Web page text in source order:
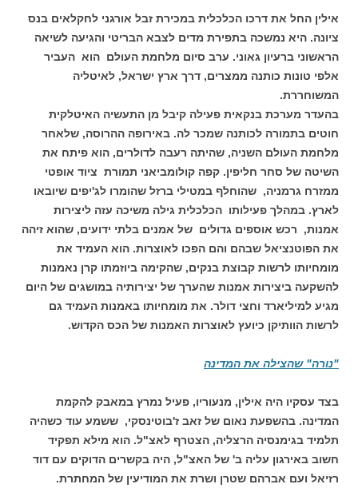
אילין החל את דרכו הכלכלית במכירת זבל אורגני לחקלאים בנס
ציונה. היא נמשכה בתפירת מדים לצבא הבריטי והגיעה לשיאה
הראשוני ברעיון גאוני. ערב סיום מלחמת העולם הוא העביר
אלפי טונות כותנה ממצרים, דרך ארץ ישראל, לאיטליה
המשוחררת.
בהעדר מערכת בנקאית פעילה קיבל מן התעשיה האיטלקית
חוטים בתמורה לכותנה שמכר לה. באירופה ההרוסה, שלאחר
מלחמת העולם השניה, שהיתה רעבה לדולרים, הוא פיתח את
השיטה של סחר חליפין. קפה קולומביאני תמורת ציוד אופטי
ממזרח גרמניה, שהוחלף במטילי ברזל שהומרו לג'יפים שיובאו
לארץ. במהלך פעילותו הכלכלית גילה משיכה עזה ליצירות
אמנות, רכש אוספים גדולים של אמנים בלתי ידועים, שהוא זיהה
את הפוטנציאל שבהם והם הפכו לאוצרות. הוא העמיד את
מומחיותו לרשות קבוצת בנקים, שהקימה ביוזמתו קרן נאמנות
להשקעה ביצירות אמנות שהערך של יצירותיה במושגים של היום
מגיע למיליארד וחצי דולר. את מומחיותו באמנות העמיד גם
לרשות הוותיקן כיועץ לאוצרות האמנות של הכס הקדוש.
"נורה" שהצילה את המדינה
בצד עסקיו היה אילין, מנעוריו, פעיל נמרץ במאבק להקמת
המדינה. בהשפעת נאום של זאב ז'בוטינסקי, ששמע עוד כשהיה
תלמיד בגימנסיה הרצליה, הצטרף לאצ"ל. הוא מילא תפקיד
חשוב באירגון עליה ב' של האצ"ל, היה בקשרים הדוקים עם דוד
רזיאל ועם אברהם שטרן ושרת את המודיעין של המחתרת.